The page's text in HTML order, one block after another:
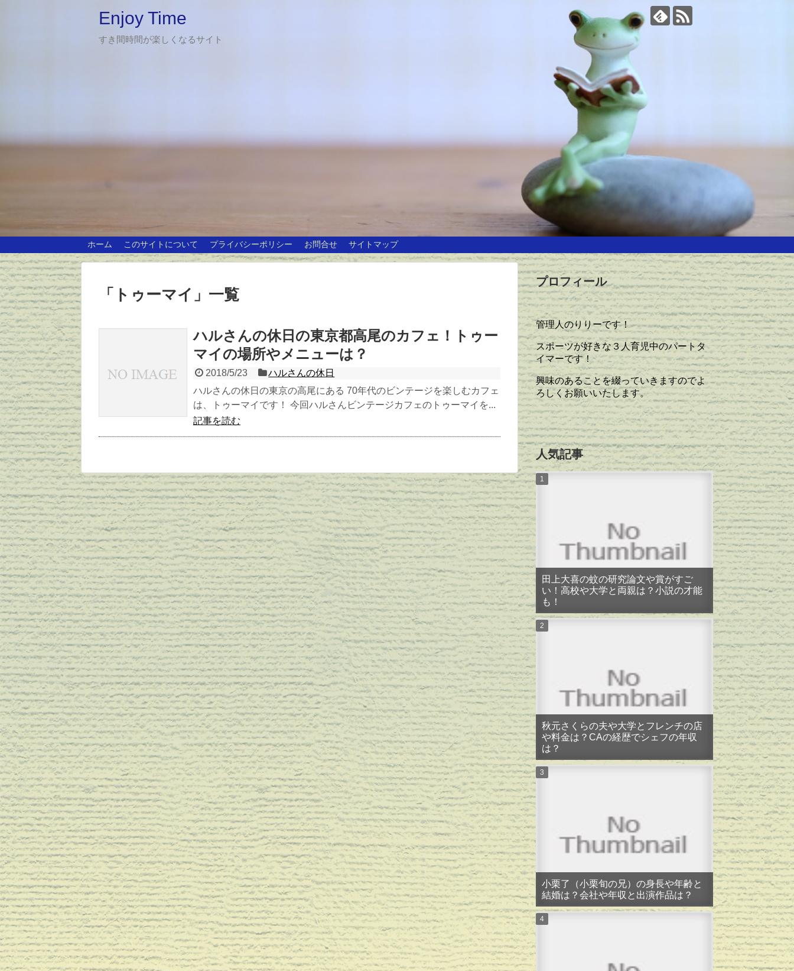
Enjoy Time
すき間時間が楽しくなるサイト
ホーム このサイトについて プライバシーポリシー お問合せ サイトマップ
「 トゥーマイ 」 一覧
ハルさんの休日の東京都高尾のカフェ！トゥー
マイの場所やメニューは？
2018/5/23
ハルさんの休日
ハルさんの休日の東京の高尾にある 70年代のビンテージを楽しむカフェ
は、トゥーマイです！ 今回ハルさんビンテージカフェのトゥーマイを...
記事を読む
プロフィール
管理人のりりーです！
スポーツが好きな３人育児中のパートタ
イマーです！
興味のあることを綴っていきますのでよ
ろしくお願いいたします。
人気記事
田上大喜の蚊の研究論文や賞がすご
い！高校や大学と両親は？小説の才能
も！
秋元さくらの夫や大学とフレンチの店
や料金は？CAの経歴でシェフの年収
は？
小栗了（小栗旬の兄）の身長や年齢と
結婚は？会社や年収と出演作品は？